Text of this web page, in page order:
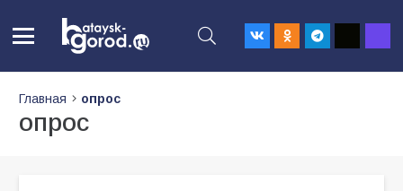
Главная опрос
опрос